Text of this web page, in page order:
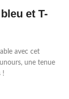
et T-
avec cet
une tenue
!